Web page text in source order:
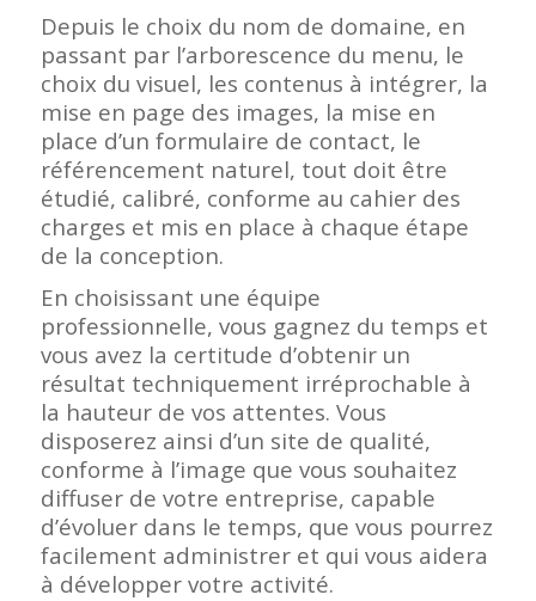
Depuis le choix du nom de domaine, en
passant par l’arborescence du menu, le
choix du visuel, les contenus à intégrer, la
mise en page des images, la mise en
place d’un formulaire de contact, le
référencement naturel, tout doit être
étudié, calibré, conforme au cahier des
charges et mis en place à chaque étape
de la conception.
En choisissant une équipe
professionnelle, vous gagnez du temps et
vous avez la certitude d’obtenir un
résultat techniquement irréprochable à
la hauteur de vos attentes. Vous
disposerez ainsi d’un site de qualité,
conforme à l’image que vous souhaitez
diffuser de votre entreprise, capable
d’évoluer dans le temps, que vous pourrez
facilement administrer et qui vous aidera
à développer votre activité.